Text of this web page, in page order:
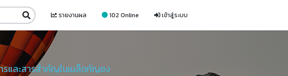
รายงานผล 102 Online เข้าสู่ระบบ
รและสารสำคัญในเมล็ดกัญชง